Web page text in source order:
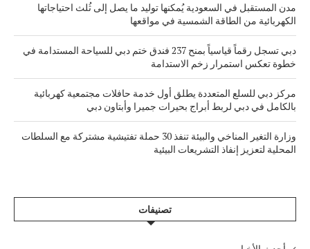
مدن المستقبل في السعودية يُمكنها توليد ما يصل إلى ثُلث احتياجاتها
الكهربائية من الطاقة الشمسية في مواقعها
دبي تسجل رقماً قياسياً بمنح 237 فندق ختم دبي للسياحة المستدامة في
خطوة تعكس استمرار زخم الاستدامة
مركز دبي للسلع المتعددة يطلق أول خدمة حافلات مجتمعية كهربائية
بالكامل في دبي لربط أبراج بحيرات جميرا وأبتاون دبي
وزارة التغير المناخي والبيئة تنفذ 30 حملة تفتيشية مشتركة مع السلطات
المحلية لتعزيز إنفاذ التشريعات البيئية
تصنيفات